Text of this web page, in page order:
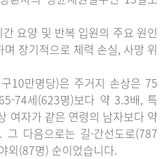
요양 및 반복 입원의 주요 원인
장기적으로 체력 손실, 사망 위
10만명당)은 주거지 손상은 75
74세(623명)보다 약 3.3배, 특
여자가 같은 연령의 남자보다 약
다음으로는 길·간선도로(787
외(87명) 순이었습니다.